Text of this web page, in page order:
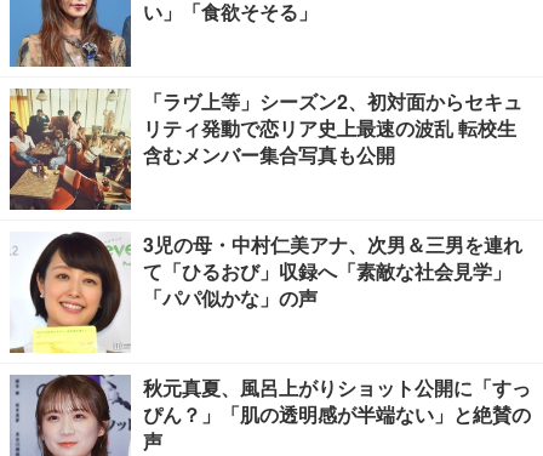
い」「食欲そそる」
「ラヴ上等」シーズン2、初対面からセキュ
リティ発動で恋リア史上最速の波乱 転校生
含むメンバー集合写真も公開
3児の母・中村仁美アナ、次男＆三男を連れ
て「ひるおび」収録へ「素敵な社会見学」
「パパ似かな」の声
秋元真夏、風呂上がりショット公開に「すっ
ぴん？」「肌の透明感が半端ない」と絶賛の
声